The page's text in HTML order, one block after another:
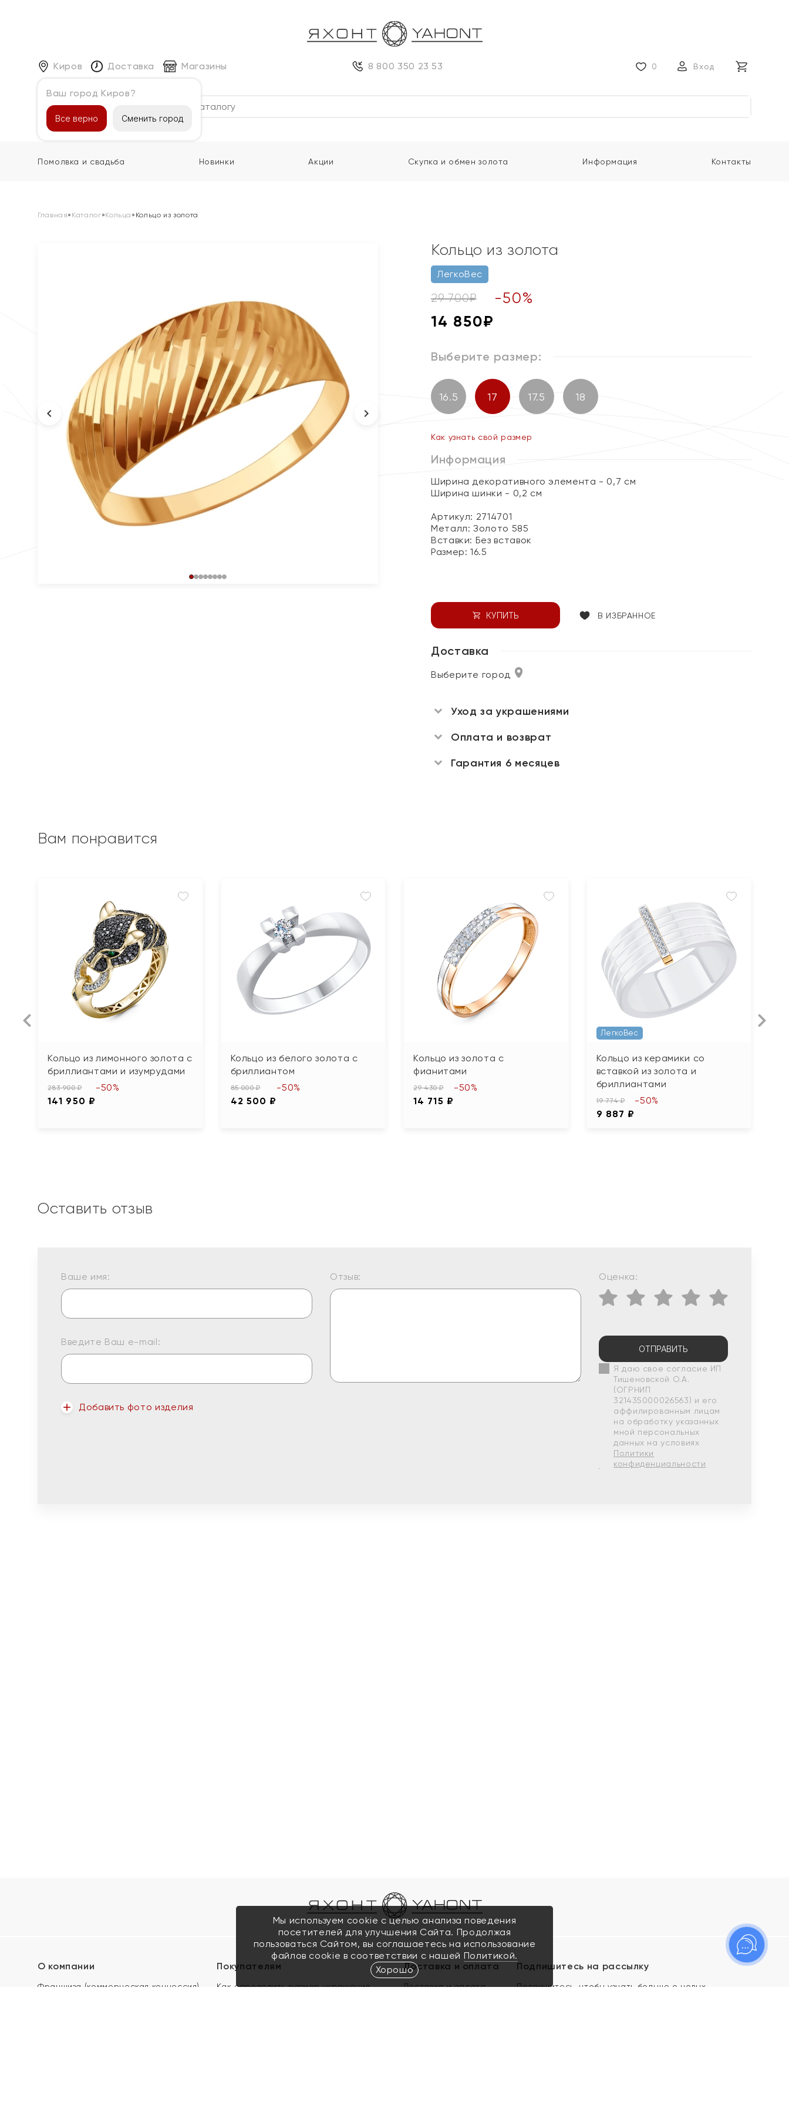
Киров
Ваш город Киров?
Все верно Сменить город
Доставка Магазины 8 800 350 23 53 0 Вход
Каталог
Помолвка и свадьба Новинки Акции Скупка и обмен золота Информация Контакты
Главная» Каталог»Кольца » Кольцо из золота
Кольцо из золота
ЛегкоВес
29 700₽ -50%
14 850₽
Выберите размер:
16.5 17 17.5 18
Как узнать свой размер
Информация
Ширина декоративного элемента - 0,7 см
Ширина шинки - 0,2 см
Артикул: 2714701
Металл:Золото 585
Вставки: Без вставок
Размер:16.5
КУПИТЬ В ИЗБРАННОЕ
Доставка
Выберите город
Уход за украшениями
Оплата и возврат
Гарантия 6 месяцев
Вам понравится
Кольцо из лимонного золота с
бриллиантами и изумрудами
283 900 ₽
141 950 ₽
-50%
Кольцо из белого золота с
бриллиантом
85 000 ₽
42 500 ₽
-50%
Кольцо из золота с
фианитами
29 430 ₽
14 715 ₽
-50%
ЛегкоВес
Кольцо из керамики со
вставкой из золота и
бриллиантами
19 774 ₽
9 887 ₽
-50%
Оставить отзыв
Ваше имя:
Введите Ваш e-mail:
Добавить фото изделия
Отзыв: Оценка:
ОТПРАВИТЬ
Я даю свое согласие ИП
Тишеновской О.А.
(ОГРНИП
321435000026563) и его
аффилированным лицам
на обработку указанных
мной персональных
данных на условиях
Политики
конфиденциальности
О компании
Франшиза (коммерческая концессия)
Покупателям
Как определить размер украшения
Доставка и оплата
Доставка и оплата
Подпишитесь на рассылку
Подпишитесь, чтобы узнать больше о новых
Мы используем cookie с целью анализа поведения
посетителей для улучшения Сайта. Продолжая
пользоваться Сайтом, вы соглашаетесь на использование
файлов cookie в соответствии с нашей Политикой.
Хорошо